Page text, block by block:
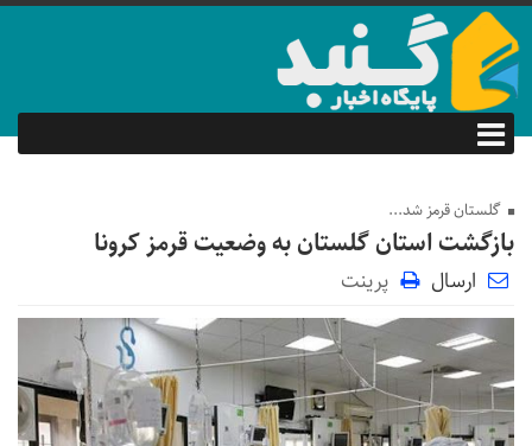
گلستان قرمز شد...
بازگشت استان گلستان به وضعیت قرمز کرونا
ارسال پرینت